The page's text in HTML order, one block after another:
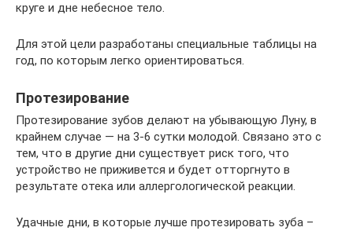
круге и дне небесное тело.
Для этой цели разработаны специальные таблицы на
год, по которым легко ориентироваться.
Протезирование
Протезирование зубов делают на убывающую Луну, в
крайнем случае — на 3-6 сутки молодой. Связано это с
тем, что в другие дни существует риск того, что
устройство не приживется и будет отторгнуто в
результате отека или аллергологической реакции.
Удачные дни, в которые лучше протезировать зуба –